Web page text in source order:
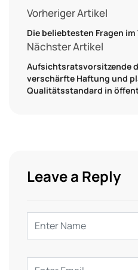
Vorheriger Artikel
Die beliebtesten Fragen
Nächster Artikel
Aufsichtsratsvorsitzende
verschärfte Haftung und
Qualitätsstandard in
Leave a Reply